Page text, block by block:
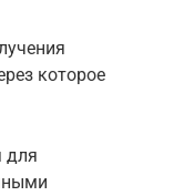
которое
для